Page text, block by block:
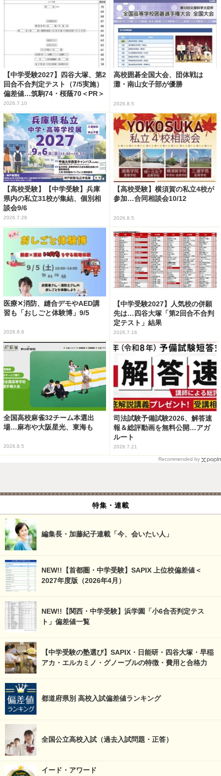
【中学受験2027】四谷大塚、第2
回合不合判定テスト（7/5実施）
偏差値…筑駒74・桜蔭70＜PR＞
2026.7.10
高校囲碁全国大会、団体戦は
灘・南山女子部が優勝
2026.8.5
【高校受験】【中学受験】兵庫
県内の私立31校が集結、個別相
談会9/6
2026.7.28
【高校受験】横須賀の私立4校が
参加…合同相談会10/12
2026.8.5
医療✕消防、縫合デモやAED講
習も「おしごと体験博」9/5
2026.8.6
【中学受験2027】人気校の併願
先は…四谷大塚「第2回合不合判
定テスト」結果
2026.7.16
全国高校麻雀32チーム本選出
場…麻布や大阪星光、東海も
2026.8.5
司法試験予備試験2026、解答速
報＆総評動画を無料公開…アガ
ルート
2026.7.21
Recommended by
特集・連載
編集長・加藤紀子連載「今、会いたい人」
NEW!!【首都圏・中学受験】SAPIX 上位校偏差値＜
2027年度版（2026年4月）
NEW!!【関西・中学受験】浜学園「小6合否判定テス
ト」偏差値一覧
【中学受験の塾選び】SAPIX・日能研・四谷大塚・早稲
アカ・エルカミノ・グノーブルの特徴・費用と合格力
都道府県別 高校入試偏差値ランキング
全国公立高校入試（過去入試問題・正答）
イード・アワード